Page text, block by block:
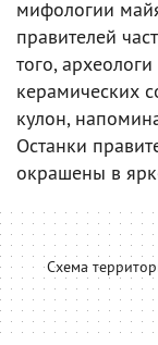
мифологии
правителей
того,
керамических
кулон,
Останки
окрашены в
Схема